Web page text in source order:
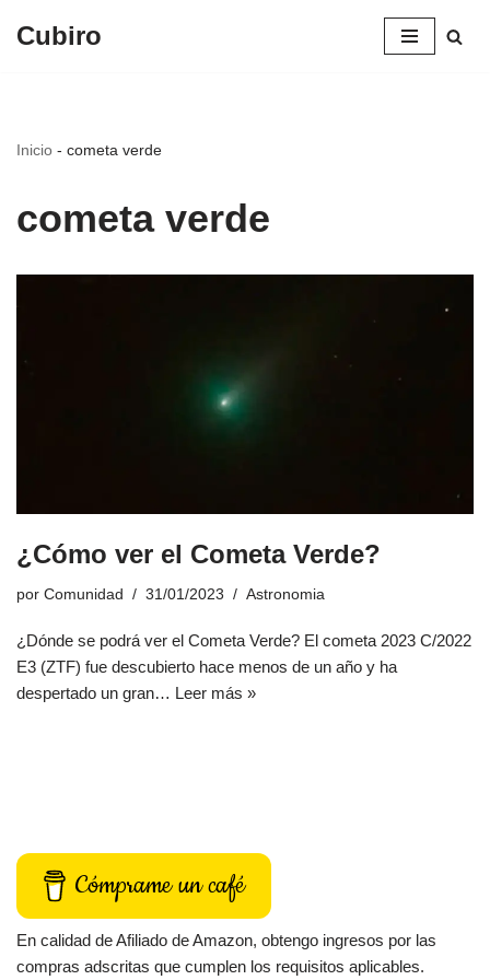
Cubiro
Inicio - cometa verde
cometa verde
¿Cómo ver el Cometa Verde?
por Comunidad 31/01/2023 Astronomia
¿Dónde se podrá ver el Cometa Verde? El cometa 2023 C/2022
E3 (ZTF) fue descubierto hace menos de un año y ha
despertado un gran… Leer más »
Cómprame un café
En calidad de Afiliado de Amazon, obtengo ingresos por las
compras adscritas que cumplen los requisitos aplicables.